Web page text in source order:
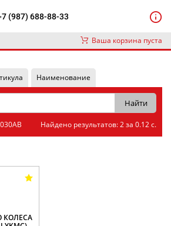
(987) 688-88-33
Ваша корзина пуста
Наименование
Найдено результатов: 2 за 0.12 с.
КОЛЕСА